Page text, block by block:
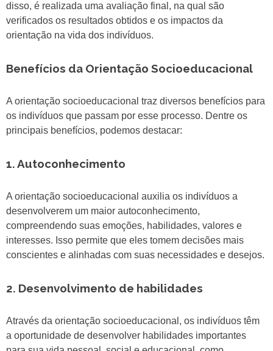
disso, é realizada uma avaliação final, na qual são
verificados os resultados obtidos e os impactos da
orientação na vida dos indivíduos.
Benefícios da Orientação Socioeducacional
A orientação socioeducacional traz diversos benefícios para
os indivíduos que passam por esse processo. Dentre os
principais benefícios, podemos destacar:
1. Autoconhecimento
A orientação socioeducacional auxilia os indivíduos a
desenvolverem um maior autoconhecimento,
compreendendo suas emoções, habilidades, valores e
interesses. Isso permite que eles tomem decisões mais
conscientes e alinhadas com suas necessidades e desejos.
2. Desenvolvimento de habilidades
Através da orientação socioeducacional, os indivíduos têm
a oportunidade de desenvolver habilidades importantes